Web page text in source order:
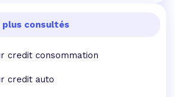
plus consultés
credit consommation
credit auto